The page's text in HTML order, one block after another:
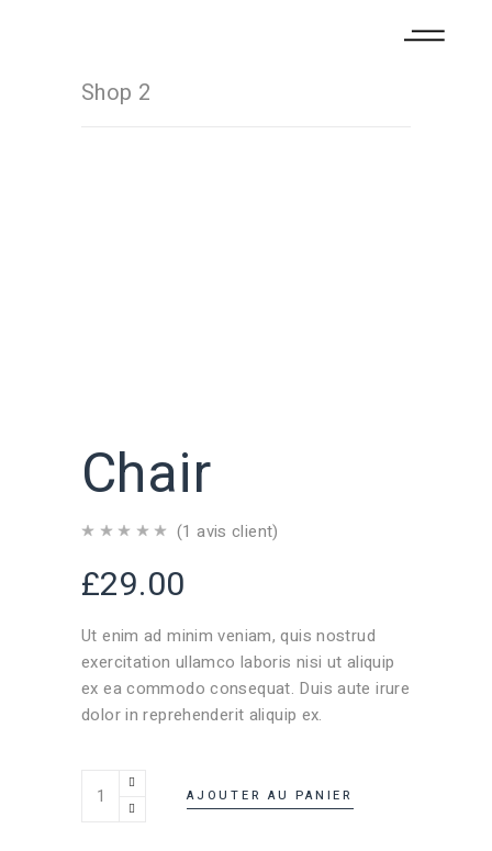
Shop 2
Chair
(1 avis client)
£29.00
Ut enim ad minim veniam, quis nostrud
exercitation ullamco laboris nisi ut aliquip
ex ea commodo consequat. Duis aute irure
dolor in reprehenderit aliquip ex.
AJOUTER AU PANIER